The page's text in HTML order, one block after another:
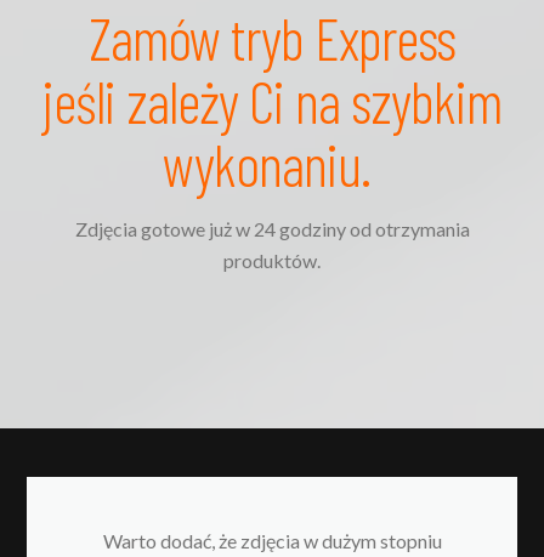
Zamów tryb Express
jeśli zależy Ci na szybkim
wykonaniu.
Zdjęcia gotowe już w 24 godziny od otrzymania
produktów.
Warto dodać, że zdjęcia w dużym stopniu